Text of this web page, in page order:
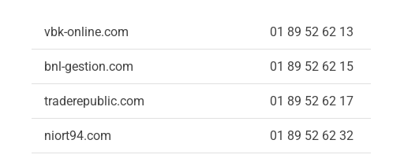
vbk-online.com 01 89 52 62 13
bnl-gestion.com 01 89 52 62 15
traderepublic.com 01 89 52 62 17
niort94.com 01 89 52 62 32